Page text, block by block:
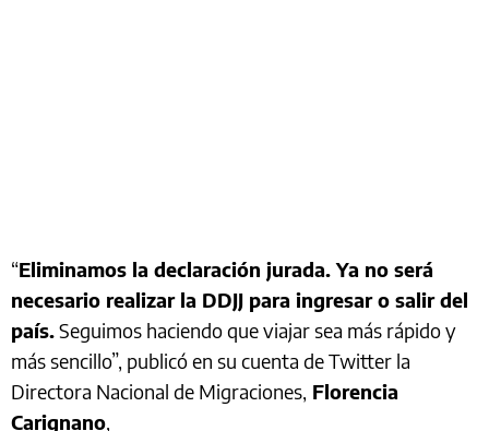
“Eliminamos la declaración jurada. Ya no será
necesario realizar la DDJJ para ingresar o salir del
país.Seguimos haciendo que viajar sea más rápido y
más sencillo”, publicó en su cuenta de Twitter la
Directora Nacional de Migraciones, Florencia
Carignano,